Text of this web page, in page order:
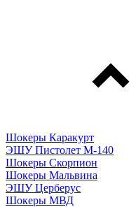
Шокеры Каракурт
ЭШУ Пистолет М-140
Шокеры Скорпион
Шокеры Мальвина
ЭШУ Церберус
Шокеры МВД